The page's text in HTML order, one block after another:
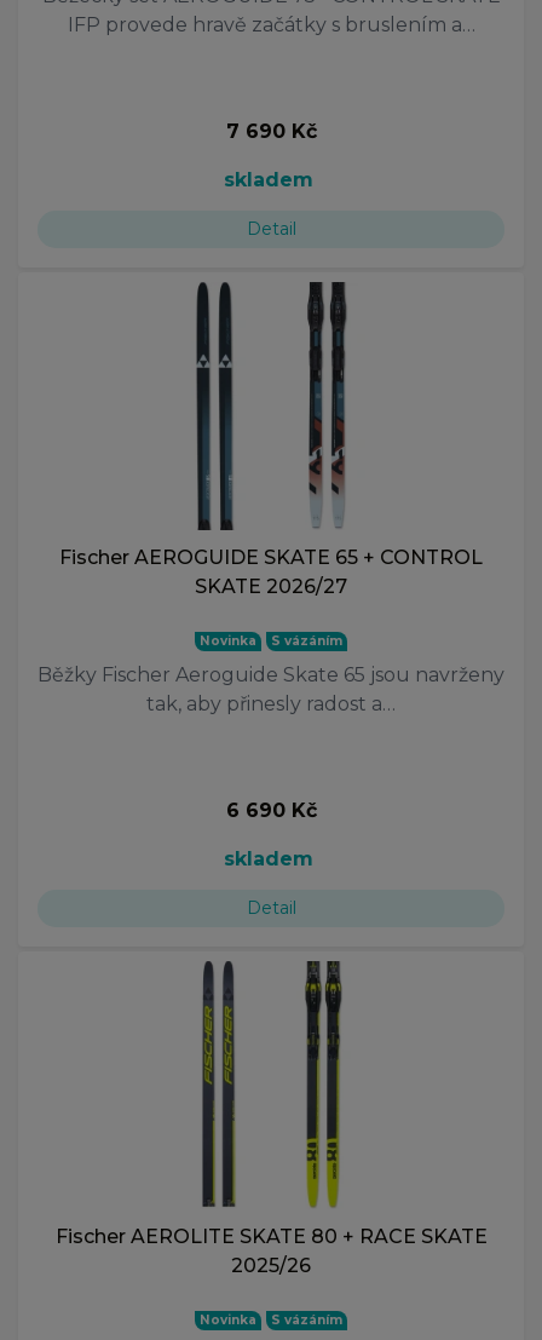
IFP provede hravě začátky s bruslením a…
7 690 Kč
skladem
Detail
Fischer AEROGUIDE SKATE 65 + CONTROL
SKATE 2026/27
Novinka S vázáním
Běžky Fischer Aeroguide Skate 65 jsou navrženy
tak, aby přinesly radost a…
6 690 Kč
skladem
Detail
Fischer AEROLITE SKATE 80 + RACE SKATE
2025/26
Novinka S vázáním